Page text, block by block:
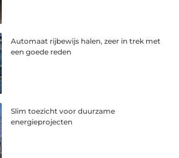
Automaat rijbewijs halen, zeer in trek met
een goede reden
Slim toezicht voor duurzame
energieprojecten